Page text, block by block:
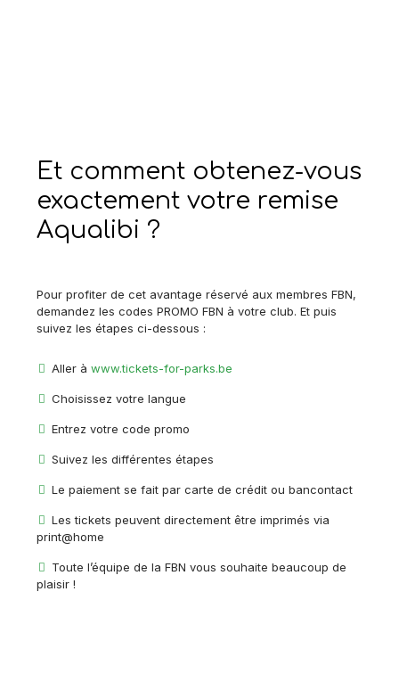
Et comment obtenez-vous
exactement votre remise
Aqualibi ?
Pour profiter de cet avantage réservé aux membres FBN,
demandez les codes PROMO FBN à votre club. Et puis
suivez les étapes ci-dessous :
Aller à www.tickets-for-parks.be
Choisissez votre langue
Entrez votre code promo
Suivez les différentes étapes
Le paiement se fait par carte de crédit ou bancontact
Les tickets peuvent directement être imprimés via
print@home
Toute l’équipe de la FBN vous souhaite beaucoup de
plaisir !